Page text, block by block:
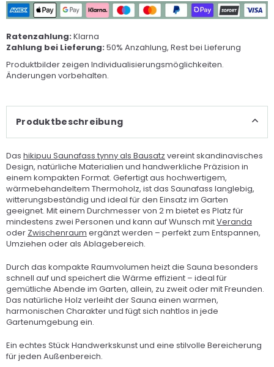
Ratenzahlung:Klarna
Zahlung bei Lieferung:50% Anzahlung, Rest bei Lieferung
Produktbilder zeigen Individualisierungsmöglichkeiten.
Änderungen vorbehalten.
Produktbeschreibung
Das hikipuu Saunafass tynny als Bausatz vereint skandinavisches
Design, natürliche Materialien und handwerkliche Präzision in
einem kompakten Format. Gefertigt aus hochwertigem,
wärmebehandeltem Thermoholz, ist das Saunafass langlebig,
witterungsbeständig und ideal für den Einsatz im Garten
geeignet. Mit einem Durchmesser von 2 m bietet es Platz für
mindestens zwei Personen und kann auf Wunsch mitVeranda
oder Zwischenraum ergänzt werden – perfekt zum Entspannen,
Umziehen oder als Ablagebereich.
Durch das kompakte Raumvolumen heizt die Sauna besonders
schnell auf und speichert die Wärme effizient – ideal für
gemütliche Abende im Garten, allein, zu zweit oder mit Freunden.
Das natürliche Holz verleiht der Sauna einen warmen,
harmonischen Charakter und fügt sich nahtlos in jede
Gartenumgebung ein.
Ein echtes Stück Handwerkskunst und eine stilvolle Bereicherung
für jeden Außenbereich.